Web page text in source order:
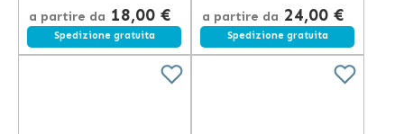
a partire da 18,00 €
Spedizione gratuita
a partire da 24,00 €
Spedizione gratuita